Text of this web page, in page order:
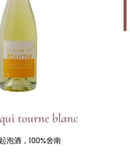
tourne blanc
泡酒，100%舍南